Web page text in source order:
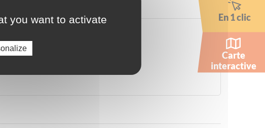
En 1 clic
Carte
interactive
you want to activate